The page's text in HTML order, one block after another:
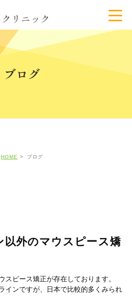
ブログ
HOME ブログ
以外のマウスピース矯
スピース矯正が存在しております。
インですが、日本で比較的多くみられ